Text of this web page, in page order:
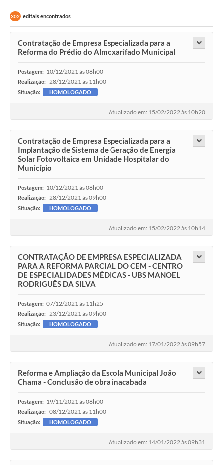
302 editais encontrados
Contratação de Empresa Especializada para a
Reforma do Prédio do Almoxarifado Municipal
Postagem: 10/12/2021 às 08h00
Realização: 28/12/2021 às 11h00
Situação: HOMOLOGADO
Atualizado em: 15/02/2022 às 10h20
Contratação de Empresa Especializada para a
Implantação de Sistema de Geração de Energia
Solar Fotovoltaica em Unidade Hospitalar do
Município
Postagem: 10/12/2021 às 08h00
Realização: 28/12/2021 às 09h00
Situação: HOMOLOGADO
Atualizado em: 15/02/2022 às 10h14
CONTRATAÇÃO DE EMPRESA ESPECIALIZADA
PARA A REFORMA PARCIAL DO CEM - CENTRO
DE ESPECIALIDADES MÉDICAS - UBS MANOEL
RODRIGUÊS DA SILVA
Postagem: 07/12/2021 às 11h25
Realização: 23/12/2021 às 09h00
Situação: HOMOLOGADO
Atualizado em: 17/01/2022 às 09h57
Reforma e Ampliação da Escola Municipal João
Chama - Conclusão de obra inacabada
Postagem: 19/11/2021 às 08h00
Realização: 08/12/2021 às 11h00
Situação: HOMOLOGADO
Atualizado em: 14/01/2022 às 09h31